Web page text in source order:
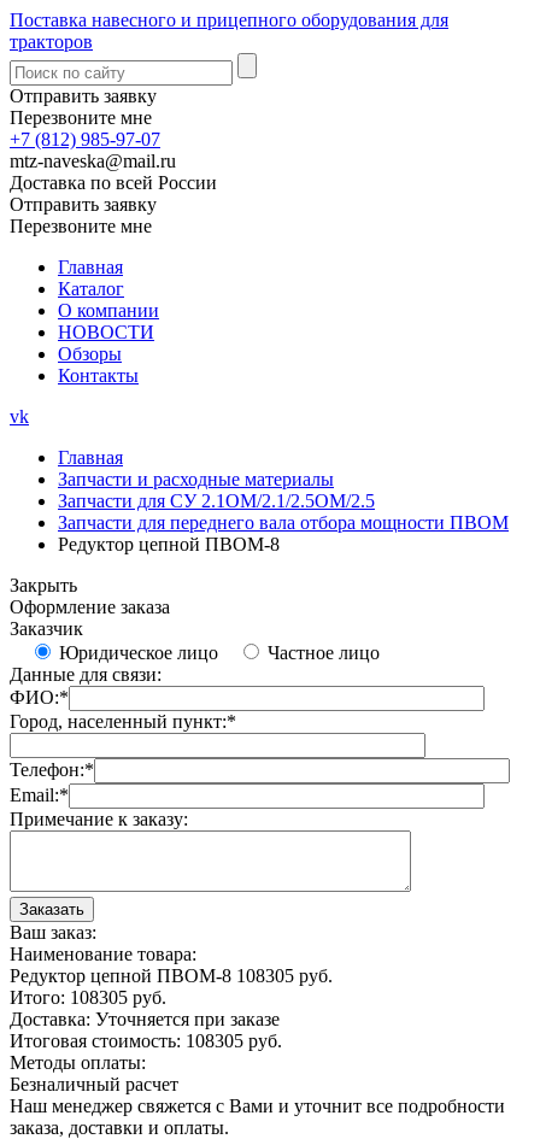
Поставка навесного и прицепного оборудования для
тракторов
Отправить заявку
Перезвоните мне
+7 (812) 985-97-07
mtz-naveska@mail.ru
Доставка по всей России
Отправить заявку
Перезвоните мне
Главная
Каталог
О компании
НОВОСТИ
Обзоры
Контакты
vk
Главная
Запчасти и расходные материалы
Запчасти для СУ 2.1ОМ/2.1/2.5ОМ/2.5
Запчасти для переднего вала отбора мощности ПВОМ
Редуктор цепной ПВОМ-8
Закрыть
Оформление заказа
Заказчик
Юридическое лицо
Частное лицо
Данные для связи:
ФИО:*
Город, населенный пункт:*
Телефон:*
Email:*
Примечание к заказу:
Ваш заказ:
Наименование товара:
Редуктор цепной ПВОМ-8 108305 руб.
Итого: 108305 руб.
Доставка: Уточняется при заказе
Итоговая стоимость: 108305 руб.
Методы оплаты:
Безналичный расчет
Наш менеджер свяжется с Вами и уточнит все подробности
заказа, доставки и оплаты.